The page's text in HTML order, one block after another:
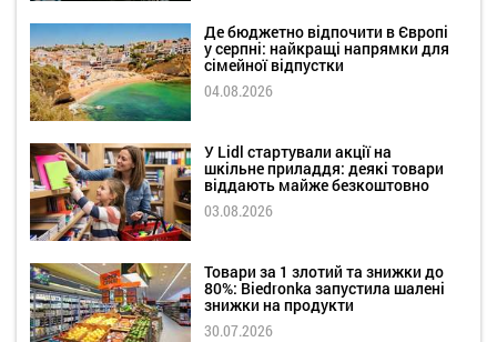
Де бюджетно відпочити в Європі
у серпні: найкращі напрямки для
сімейної відпустки
04.08.2026
У Lidl стартували акції на
шкільне приладдя: деякі товари
віддають майже безкоштовно
03.08.2026
Товари за 1 злотий та знижки до
80%: Biedronka запустила шалені
знижки на продукти
30.07.2026